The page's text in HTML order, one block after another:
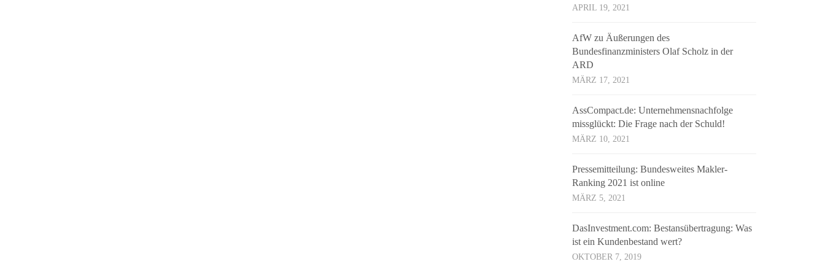
APRIL 19, 2021
AfW zu Äußerungen des
Bundesfinanzministers Olaf Scholz in der
ARD
MÄRZ 17, 2021
AssCompact.de: Unternehmensnachfolge
missglückt: Die Frage nach der Schuld!
MÄRZ 10, 2021
Pressemitteilung: Bundesweites Makler-
Ranking 2021 ist online
MÄRZ 5, 2021
DasInvestment.com: Bestansübertragung: Was
ist ein Kundenbestand wert?
OKTOBER 7, 2019